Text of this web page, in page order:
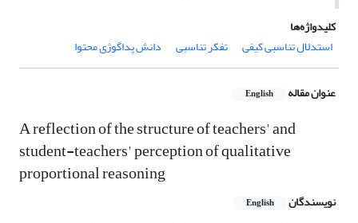
کلیدواژه‌ها
استدلال تناسبی کیفی
تفکر تناسبی دانش پداگوژی محتوا
عنوان مقاله English
A reflection of the structure of teachers' and
student-teachers' perception of qualitative
proportional reasoning
نویسندگان English